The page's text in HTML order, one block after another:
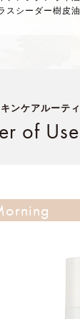
スシーダー樹皮油
ンケアルーテ
of Use